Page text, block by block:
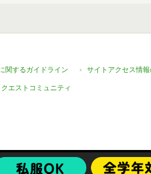
関するガイドライン サイトアクセス情
クエストコミュニティ